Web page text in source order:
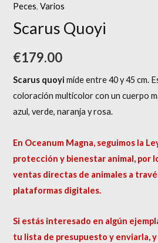
Peces,Varios
Scarus Quoyi
€179.00
Scarus quoyi mide entre 40 y 45 cm.
coloración multicolor con un cuerpo
azul, verde, naranja y rosa.
En Oceanum Magna, seguimos la
protección y bienestar animal, por
ventas directas de animales a
plataformas digitales.
Si estás interesado en algún
tu lista de presupuesto y enviarla,